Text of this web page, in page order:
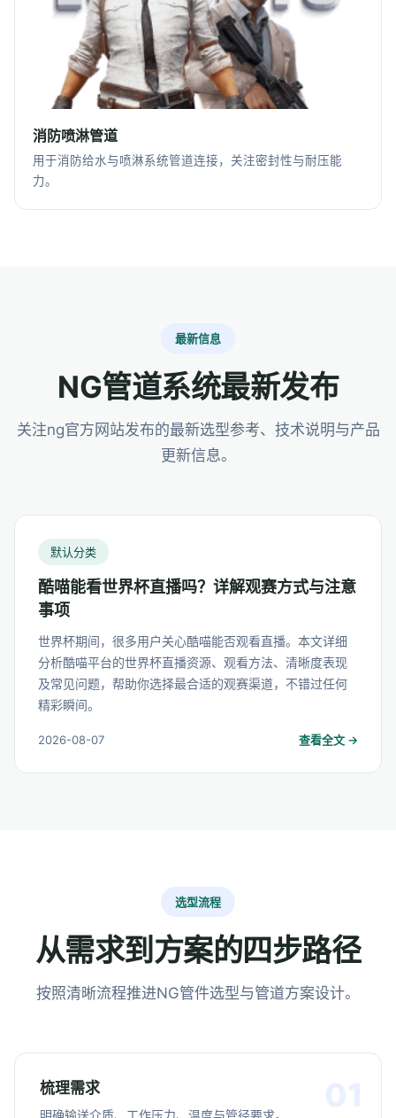
消防喷淋管道
用于消防给水与喷淋系统管道连接，关注密封性与耐压能
力。
最新信息
NG管道系统最新发布
关注ng官方网站发布的最新选型参考、技术说明与产品
更新信息。
默认分类
酷喵能看世界杯直播吗？详解观赛方式与注意
事项
世界杯期间，很多用户关心酷喵能否观看直播。本文详细
分析酷喵平台的世界杯直播资源、观看方法、清晰度表现
及常见问题，帮助你选择最合适的观赛渠道，不错过任何
精彩瞬间。
2026-08-07 查看全文 →
选型流程
从需求到方案的四步路径
按照清晰流程推进NG管件选型与管道方案设计。
梳理需求
明确输送介质、工作压力、温度与管径要求。